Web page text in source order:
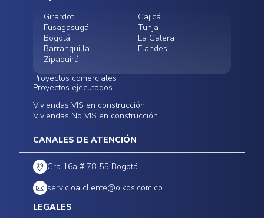
Contratación Directa
Noticias
Girardot
Cajicá
Fusagasugá
Tunja
Bogotá
La Calera
Barranquilla
Flandes
Zipaquirá
Proyectos comerciales
Funza
Infinitum Zentral
Bodegas - ALMAX
Centro Comercial
Proyectos ejecutados
Conoce nuestros
proyectos ejecutados
Viviendas VIS en construcción
Viviendas No VIS en construcción
CANALES DE ATENCIÓN
Cra 16a # 78-55 Bogotá
servicioalcliente@oikos.com.co
LEGALES